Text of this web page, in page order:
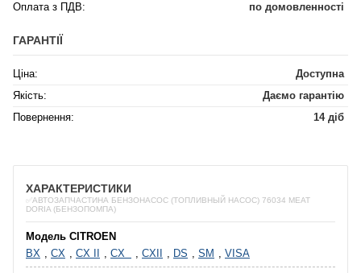
Оплата з ПДВ:
по домовленності
ГАРАНТІЇ
Ціна:
Доступна
Якість:
Даємо гарантію
Повернення:
14 діб
ХАРАКТЕРИСТИКИ
✅АВТОЗАПЧАСТИНА БЕНЗОНАСОС (ТОПЛИВНЫЙ НАСОС) 76034 MEAT
DORIA (БЕНЗОПОМПА)
Модель CITROEN
BX , CX , CX II , CX , CXII , DS , SM , VISA